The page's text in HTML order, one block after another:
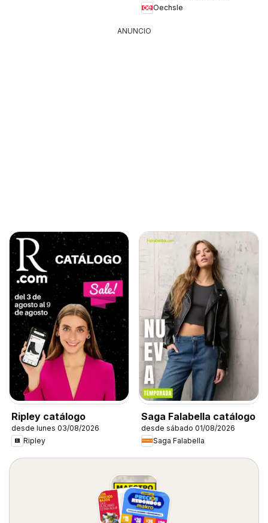
Oechsle
ANUNCIO
Ripley catálogo
desde lunes 03/08/2026
Ripley
Saga Falabella catálogo
desde sábado 01/08/2026
Saga Falabella